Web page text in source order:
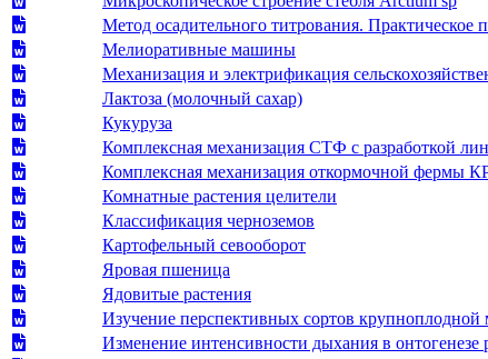
Метод осадительного титрования. Практическое
Мелиоративные машины
Механизация и электрификация
Лактоза (молочный сахар)
Кукуруза
Комплексная механизация СТФ с разработкой
Комплексная механизация откормочной фермы
Комнатные растения целители
Классификация черноземов
Картофельный севооборот
Яровая пшеница
Ядовитые растения
Изучение перспективных сортов
Изменение интенсивности дыхания в онтогенезе